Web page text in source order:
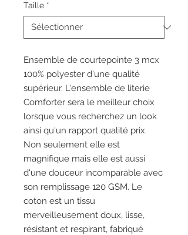
Taille *
Ensemble de courtepointe 3 mcx
100% polyester d'une qualité
supérieur. L'ensemble de literie
Comforter sera le meilleur choix
lorsque vous recherchez un look
ainsi qu'un rapport qualité prix.
Non seulement elle est
magnifique mais elle est aussi
d'une douceur incomparable avec
son remplissage 120 GSM. Le
coton est un tissu
merveilleusement doux, lisse,
résistant et respirant, fabriqué